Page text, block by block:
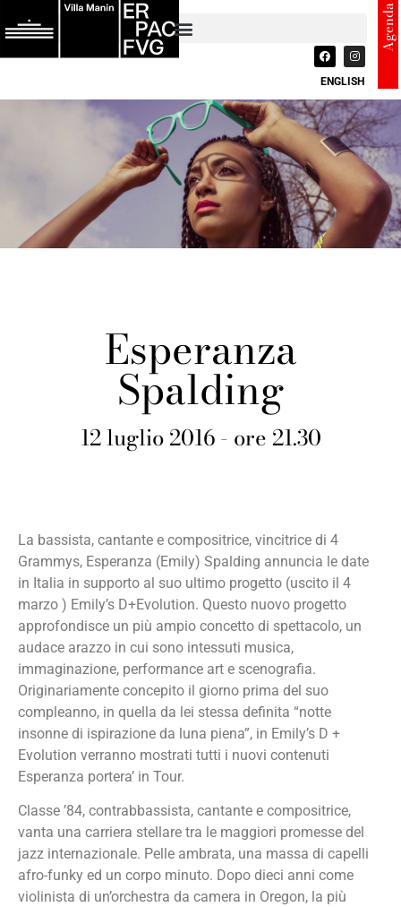
ENGLISH
Agenda
Esperanza
Spalding
12 luglio 2016 - ore 21.30
La bassista, cantante e compositrice, vincitrice di 4
Grammys, Esperanza (Emily) Spalding annuncia le date
in Italia in supporto al suo ultimo progetto (uscito il 4
marzo ) Emily’s D+Evolution. Questo nuovo progetto
approfondisce un più ampio concetto di spettacolo, un
audace arazzo in cui sono intessuti musica,
immaginazione, performance art e scenografia.
Originariamente concepito il giorno prima del suo
compleanno, in quella da lei stessa definita “notte
insonne di ispirazione da luna piena”, in Emily’s D +
Evolution verranno mostrati tutti i nuovi contenuti
Esperanza portera’ in Tour.
Classe ’84, contrabbassista, cantante e compositrice,
vanta una carriera stellare tra le maggiori promesse del
jazz internazionale. Pelle ambrata, una massa di capelli
afro-funky ed un corpo minuto. Dopo dieci anni come
violinista di un’orchestra da camera in Oregon, la più